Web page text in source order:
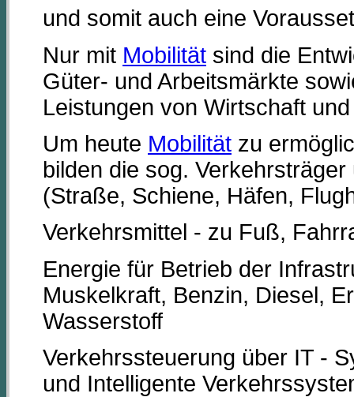
und somit auch eine
Nur mit Mobilität sind die
Güter- und Arbeitsmärkte
Leistungen von Wirtschaft
Um heute Mobilität zu
bilden die sog.
(Straße, Schiene, Häfen,
Verkehrsmittel - zu Fuß,
Energie für Betrieb der
Muskelkraft, Benzin, Diesel,
Wasserstoff
Verkehrssteuerung über IT -
und Intelligente